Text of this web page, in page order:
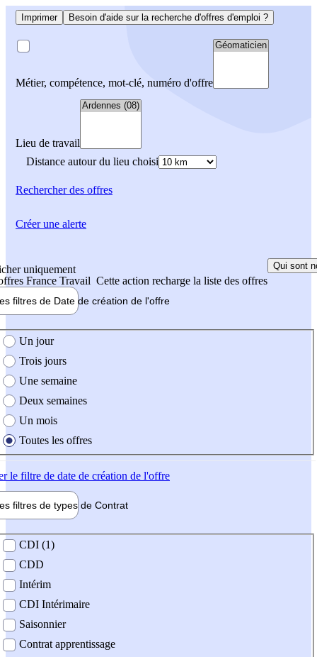
Imprimer Besoin d'aide sur la recherche d'offres d'emploi ?
Métier, compétence, mot-clé, numéro d'offre
Lieu de travail
Distance autour du lieu choisi
Rechercherdes offres
uniquement
France Travail Cette action recharge la liste des offres
Qui sont
filtres de Date de création de l'offre
création de l'offre
Un jour
Trois jours
Une semaine
Deux semaines
Un mois
Toutes les offres
le filtre de date de création de l'offre
filtres de types de Contrat
contrat
CDI (1)
CDD
Intérim
CDI Intérimaire
Saisonnier
Contrat apprentissage
Créer une alerte